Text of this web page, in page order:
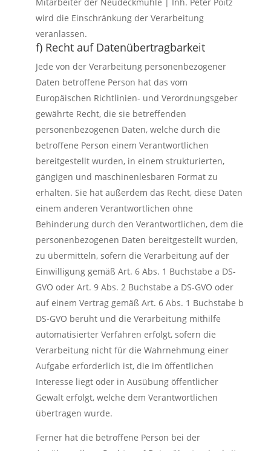
wird die Einschränkung der Verarbeitung
veranlassen.
f) Recht auf Datenübertragbarkeit
Jede von der Verarbeitung personenbezogener
Daten betroffene Person hat das vom
Europäischen Richtlinien- und Verordnungsgeber
gewährte Recht, die sie betreffenden
personenbezogenen Daten, welche durch die
betroffene Person einem Verantwortlichen
bereitgestellt wurden, in einem strukturierten,
gängigen und maschinenlesbaren Format zu
erhalten. Sie hat außerdem das Recht, diese Daten
einem anderen Verantwortlichen ohne
Behinderung durch den Verantwortlichen, dem die
personenbezogenen Daten bereitgestellt wurden,
zu übermitteln, sofern die Verarbeitung auf der
Einwilligung gemäß Art. 6 Abs. 1 Buchstabe a DS-
GVO oder Art. 9 Abs. 2 Buchstabe a DS-GVO oder
auf einem Vertrag gemäß Art. 6 Abs. 1 Buchstabe b
DS-GVO beruht und die Verarbeitung mithilfe
automatisierter Verfahren erfolgt, sofern die
Verarbeitung nicht für die Wahrnehmung einer
Aufgabe erforderlich ist, die im öffentlichen
Interesse liegt oder in Ausübung öffentlicher
Gewalt erfolgt, welche dem Verantwortlichen
übertragen wurde.
Ferner hat die betroffene Person bei der